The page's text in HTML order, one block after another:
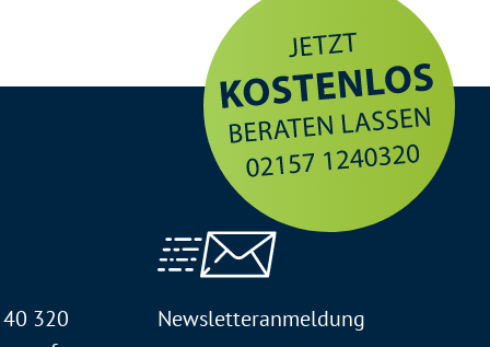
320
Newsletteranmeldung